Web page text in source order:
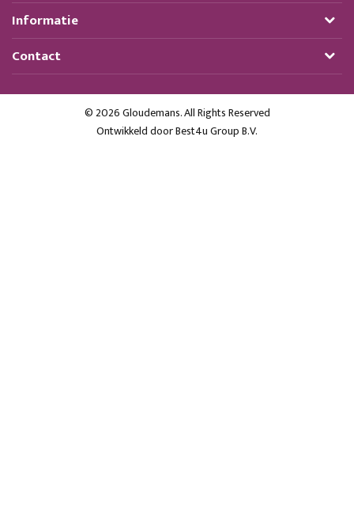
Informatie
Contact
© 2026 Gloudemans. All Rights Reserved
Ontwikkeld doorBest4u Group B.V.